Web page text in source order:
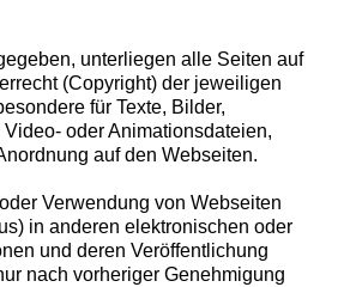
unterliegen alle Seiten auf
(Copyright) der jeweiligen
für Texte, Bilder,
Video- oder Animationsdateien,
auf den Webseiten.
Verwendung von Webseiten
in anderen elektronischen oder
und deren Veröffentlichung
nach vorheriger Genehmigung